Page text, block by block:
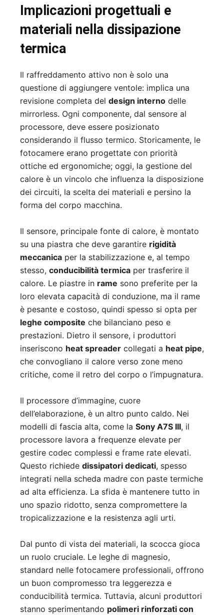
Implicazioni progettuali e
materiali nella dissipazione
termica
Il raffreddamento attivo non è solo una
questione di aggiungere ventole: implica una
revisione completa del design interno delle
mirrorless. Ogni componente, dal sensore al
processore, deve essere posizionato
considerando il flusso termico. Storicamente, le
fotocamere erano progettate con priorità
ottiche ed ergonomiche; oggi, la gestione del
calore è un vincolo che influenza la disposizione
dei circuiti, la scelta dei materiali e persino la
forma del corpo macchina.
Il sensore, principale fonte di calore, è montato
su una piastra che deve garantire rigidità
meccanica per la stabilizzazione e, al tempo
stesso, conducibilità termica per trasferire il
calore. Le piastre in rame sono preferite per la
loro elevata capacità di conduzione, ma il rame
è pesante e costoso, quindi spesso si opta per
leghe composite che bilanciano peso e
prestazioni. Dietro il sensore, i produttori
inseriscono heat spreader collegati a heat pipe,
che convogliano il calore verso zone meno
critiche, come il retro del corpo o l’impugnatura.
Il processore d’immagine, cuore
dell’elaborazione, è un altro punto caldo. Nei
modelli di fascia alta, come la Sony A7S III, il
processore lavora a frequenze elevate per
gestire codec complessi e frame rate elevati.
Questo richiede dissipatori dedicati, spesso
integrati nella scheda madre con paste termiche
ad alta efficienza. La sfida è mantenere tutto in
uno spazio ridotto, senza compromettere la
tropicalizzazione e la resistenza agli urti.
Dal punto di vista dei materiali, la scocca gioca
un ruolo cruciale. Le leghe di magnesio,
standard nelle fotocamere professionali, offrono
un buon compromesso tra leggerezza e
conducibilità termica. Tuttavia, alcuni produttori
stanno sperimentando polimeri rinforzati con